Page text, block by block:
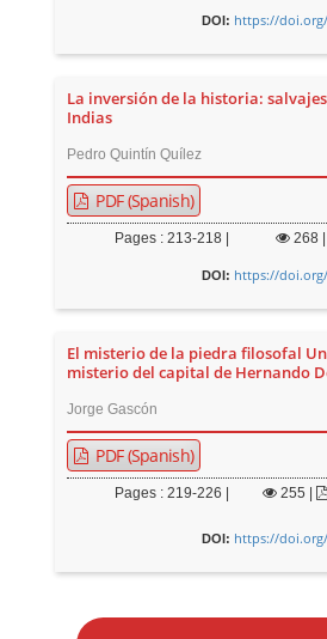
DOI: https://doi.org/
La inversión de la historia:
Indias
Pedro Quintín Quílez
PDF (Spanish)
Pages : 213-218 | 268|
DOI: https://doi.org/
El misterio de la piedra filosofal
misterio del capital de Hernando
Jorge Gascón
PDF (Spanish)
Pages : 219-226 | 255
DOI: https://doi.org/